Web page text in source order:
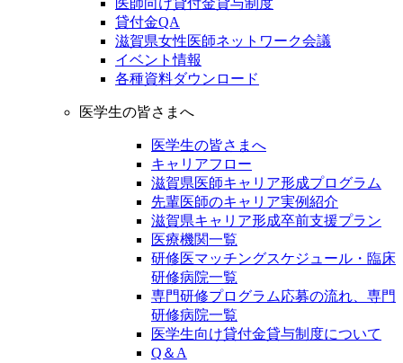
医師向け貸付金貸与制度
貸付金QA
滋賀県女性医師ネットワーク会議
イベント情報
各種資料ダウンロード
医学生の皆さまへ
医学生の皆さまへ
キャリアフロー
滋賀県医師キャリア形成プログラム
先輩医師のキャリア実例紹介
滋賀県キャリア形成卒前支援プラン
医療機関一覧
研修医マッチングスケジュール・臨床
研修病院一覧
専門研修プログラム応募の流れ、専門
研修病院一覧
医学生向け貸付金貸与制度について
Q＆A